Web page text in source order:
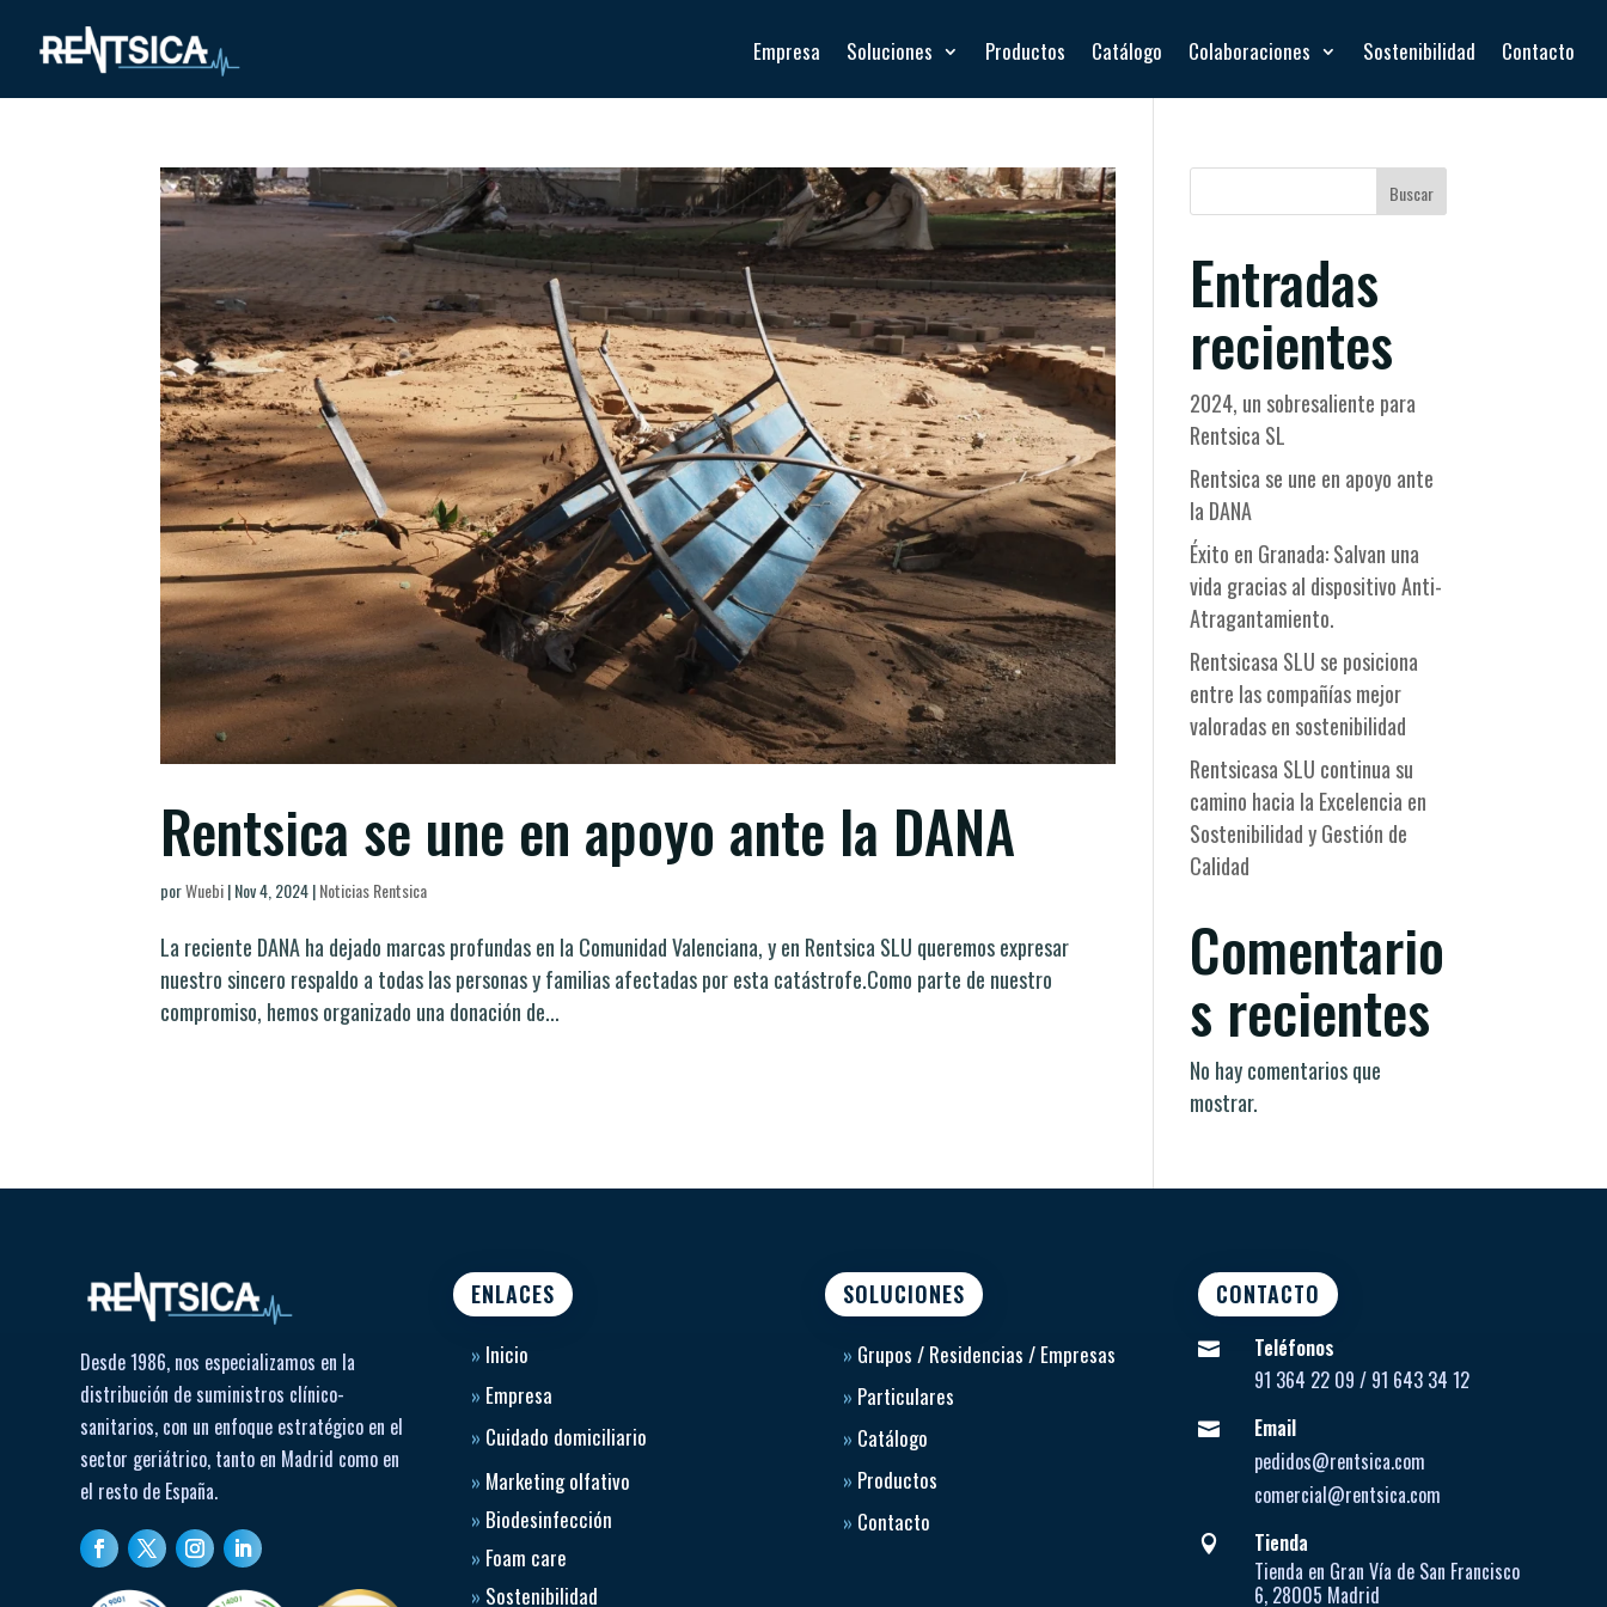
Empresa Soluciones Productos Catálogo Colaboraciones Sostenibilidad Contacto
Rentsica se une en apoyo ante la DANA
porWuebi|Nov 4, 2024|Noticias Rentsica
La reciente DANA ha dejado marcas profundas en la Comunidad Valenciana, y en Rentsica SLU queremos expresar
nuestro sincero respaldo a todas las personas y familias afectadas por esta catástrofe.Como parte de nuestro
compromiso, hemos organizado una donación de...
Buscar
Entradas
recientes
2024, un sobresaliente para
Rentsica SL
Rentsica se une en apoyo ante
la DANA
Éxito en Granada: Salvan una
vida gracias al dispositivo Anti-
Atragantamiento.
Rentsicasa SLU se posiciona
entre las compañías mejor
valoradas en sostenibilidad
Rentsicasa SLU continua su
camino hacia la Excelencia en
Sostenibilidad y Gestión de
Calidad
Comentario
s recientes
No hay comentarios que
mostrar.
Desde 1986, nos especializamos en la
distribución de suministros clínico-
sanitarios, con un enfoque estratégico en el
sector geriátrico, tanto en Madrid como en
el resto de España.
ENLACES
» Inicio
» Empresa
» Cuidado domiciliario
» Marketing olfativo
» Biodesinfección
» Foam care
» Sostenibilidad
SOLUCIONES
» Grupos / Residencias / Empresas
» Particulares
» Catálogo
» Productos
» Contacto
CONTACTO

Teléfonos
91 364 22 09 / 91 643 34 12

Email
pedidos@rentsica.com
comercial@rentsica.com

Tienda
Tienda en Gran Vía de San Francisco
6, 28005 Madrid